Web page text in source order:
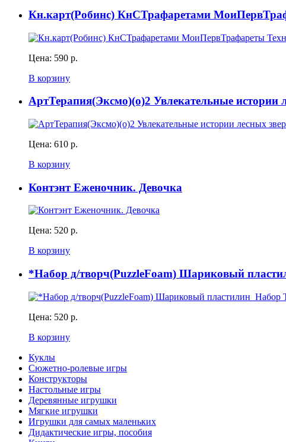
Кн.карт(Робинс) КнСТрафаретами
Цена: 590 р.
В корзину
АртТерапия(Эксмо)(о)2 Увлекательные истории
Цена: 610 р.
В корзину
Контэнт Еженочник. Девочка
Цена: 520 р.
В корзину
*Набор д/творч(PuzzleFoam) Шариковый
Цена: 520 р.
В корзину
Куклы
Сюжетно-ролевые игры
Конструкторы
Настольные игры
Деревянные игрушки
Мягкие игрушки
Игрушки для самых маленьких
Дидактические игры, пособия